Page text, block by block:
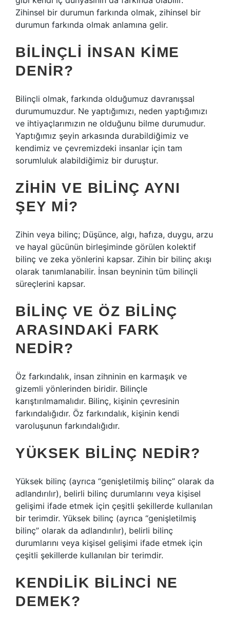
Zihinsel bir durumun farkında olmak, zihinsel bir
durumun farkında olmak anlamına gelir.
BILINÇLI INSAN KIME
DENIR?
Bilinçli olmak, farkında olduğumuz davranışsal
durumumuzdur. Ne yaptığımızı, neden yaptığımızı
ve ihtiyaçlarımızın ne olduğunu bilme durumudur.
Yaptığımız şeyin arkasında durabildiğimiz ve
kendimiz ve çevremizdeki insanlar için tam
sorumluluk alabildiğimiz bir duruştur.
ZIHIN VE BILINÇ AYNI
ŞEY MI?
Zihin veya bilinç; Düşünce, algı, hafıza, duygu, arzu
ve hayal gücünün birleşiminde görülen kolektif
bilinç ve zeka yönlerini kapsar. Zihin bir bilinç akışı
olarak tanımlanabilir. İnsan beyninin tüm bilinçli
süreçlerini kapsar.
BILINÇ VE ÖZ BILINÇ
ARASINDAKI FARK
NEDIR?
Öz farkındalık, insan zihninin en karmaşık ve
gizemli yönlerinden biridir. Bilinçle
karıştırılmamalıdır. Bilinç, kişinin çevresinin
farkındalığıdır. Öz farkındalık, kişinin kendi
varoluşunun farkındalığıdır.
YÜKSEK BILINÇ NEDIR?
Yüksek bilinç (ayrıca “genişletilmiş bilinç” olarak da
adlandırılır), belirli bilinç durumlarını veya kişisel
gelişimi ifade etmek için çeşitli şekillerde kullanılan
bir terimdir. Yüksek bilinç (ayrıca “genişletilmiş
bilinç” olarak da adlandırılır), belirli bilinç
durumlarını veya kişisel gelişimi ifade etmek için
çeşitli şekillerde kullanılan bir terimdir.
KENDILIK BILINCI NE
DEMEK?